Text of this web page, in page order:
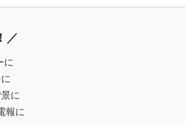
／
に
に
報に